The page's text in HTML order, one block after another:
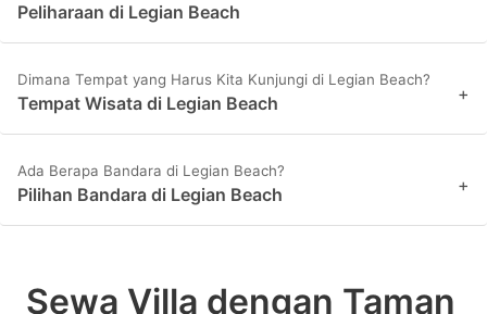
Peliharaan di Legian Beach
Dimana Tempat yang Harus Kita Kunjungi di Legian Beach?
Tempat Wisata di Legian Beach +
Ada Berapa Bandara di Legian Beach?
Pilihan Bandara di Legian Beach +
Sewa Villa dengan Taman